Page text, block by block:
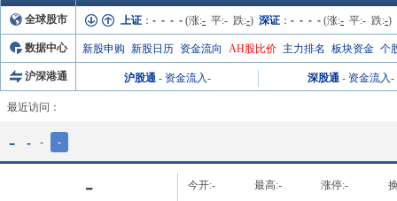
全球股市 上证 ： - - - - (涨:- 平:- 跌:-) 深证 ： - - - - (涨:- 平:- 跌:-)
数据中心 新股申购 新股日历 资金流向 AH股比价 主力排名 板块资金 个
沪深港通 沪股通 - 资金流入- 深股通 - 资金流入-
最近访问：
- - - -
- 今开:- 最高:- 涨停:-